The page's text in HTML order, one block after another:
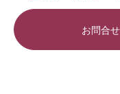
お問合